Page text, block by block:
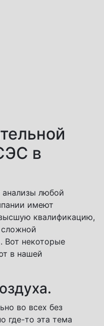
в
любой
имеют
квалификацию,
сложной
Вот некоторые
в нашей
во всех без
где-то эта тема